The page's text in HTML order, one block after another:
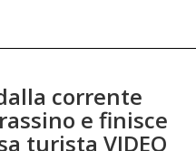
corrente
e finisce
turista VIDEO